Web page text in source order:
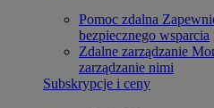
Pomoc zdalna
bezpiecznego wsparcia
Zdalne zarządzanie
zarządzanie nimi
Subskrypcje i ceny